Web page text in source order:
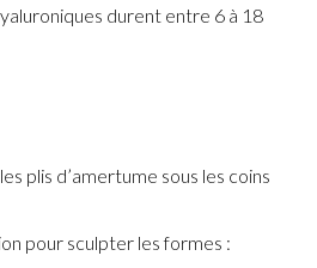
durent entre 6 à 18
plis d’amertume sous les coins
pour sculpter les formes :